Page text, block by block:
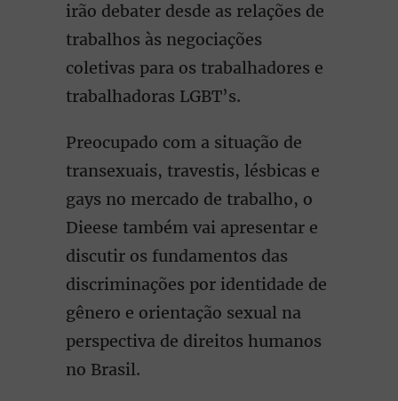
irão debater desde as relações de
trabalhos às negociações
coletivas para os trabalhadores e
trabalhadoras LGBT’s.
Preocupado com a situação de
transexuais, travestis, lésbicas e
gays no mercado de trabalho, o
Dieese também vai apresentar e
discutir os fundamentos das
discriminações por identidade de
gênero e orientação sexual na
perspectiva de direitos humanos
no Brasil.